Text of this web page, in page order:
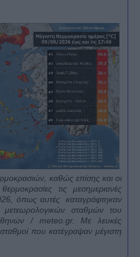
καθώς επίσης και οι
τις μεσημεριανές
όπως αυτές καταγράφτηκαν
σταθμών του
/ meteo. gr. Με λευκές
που κατέγραψαν μέγιστη